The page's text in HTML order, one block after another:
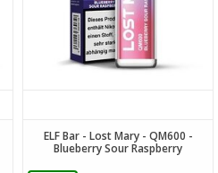
ELF Bar - Lost Mary - QM600 -
Blueberry Sour Raspberry